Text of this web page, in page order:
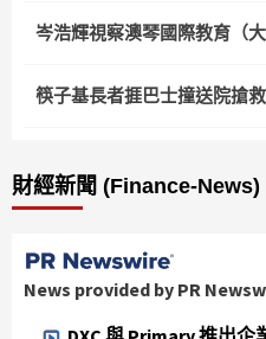
岑浩輝視察澳琴國際教育（
筷子基長者捱巴士撞送院搶
財經新聞 (Finance-News)
News provided by PR